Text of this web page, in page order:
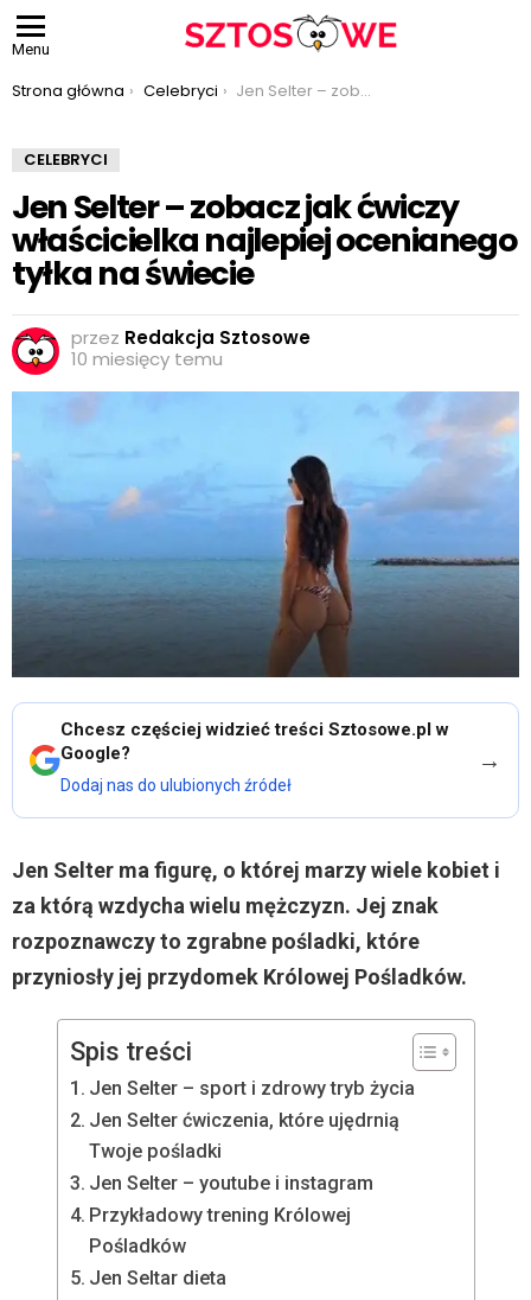
Menu
Jesteś tutaj:
Strona główna Celebryci Jen Selter – zobacz jak ćwiczy właścicielka najlepiej ocenianego tyłka na świecie
CELEBRYCI
Jen Selter – zobacz jak ćwiczy
właścicielka najlepiej ocenianego
tyłka na świecie
przez Redakcja Sztosowe
10 miesięcy temu
Chcesz częściej widzieć treści Sztosowe.pl w
Google?
Dodaj nas do ulubionych źródeł
→
Jen Selter ma figurę, o której marzy wiele kobiet i
za którą wzdycha wielu mężczyzn. Jej znak
rozpoznawczy to zgrabne pośladki, które
przyniosły jej przydomek Królowej Pośladków.
Spis treści
Jen Selter – sport i zdrowy tryb życia
Jen Selter ćwiczenia, które ujędrnią
Twoje pośladki
Jen Selter – youtube i instagram
Przykładowy trening Królowej
Pośladków
Jen Seltar dieta